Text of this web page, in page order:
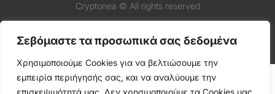
Σεβόμαστε τα προσωπικά σας δεδομένα
Χρησιμοποιούμε Cookies για να βελτιώσουμε την
εμπειρία περιήγησής σας, και να αναλύουμε την
επισκεψιμότητά μας. Δεν χρησιμοποιούμε τα Cookies μας
Cryptonea © All rights reserved